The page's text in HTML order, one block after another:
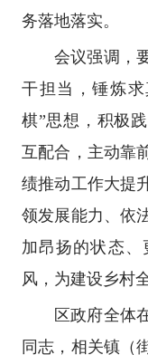
务落地落实。
会议强调，
干担当，锤炼
棋”思想，积极
互配合，主动靠
绩推动工作大提
领发展能力、依
加昂扬的状态
风，为建设乡村
区政府全体
同志，相关镇（